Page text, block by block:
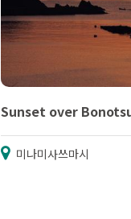
Sunset over
미나미사쓰마시